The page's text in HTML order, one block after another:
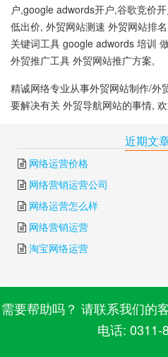
户,google adwords开户,谷歌竞价
低出价, 外贸网站测速 外贸网站排
关键词工具 google adwords 培训
外贸推广工具 外贸网站推广方案,
精诚网络专业从事外贸网站制作/外
要解决有关 外贸导航网站的事情,
近期文
网络运营价格
网络营销运营公司
网络运营怎么样
网络营销运营
淘宝网络运营
需要帮助吗？ 请联系我们的
电话: 0311-